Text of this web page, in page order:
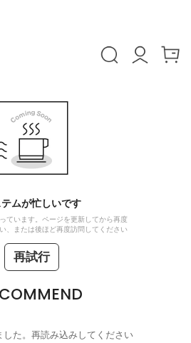
テムが忙しいです
ています。ページを更新してから再度
、または後ほど再度訪問してください
再試行
した。再読み込みしてください